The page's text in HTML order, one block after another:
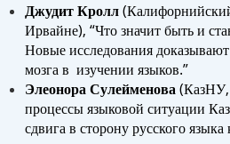
Джудит Кролл
Ирвайне), “Что значит быть и
Новые исследования
мозга в изучении языков.”
Элеонора Сулейменова
процессы языковой ситуации
сдвига в сторону русского